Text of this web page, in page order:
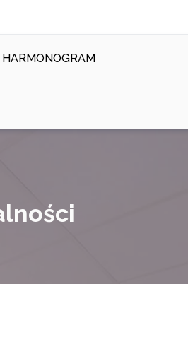
HARMONOGRAM